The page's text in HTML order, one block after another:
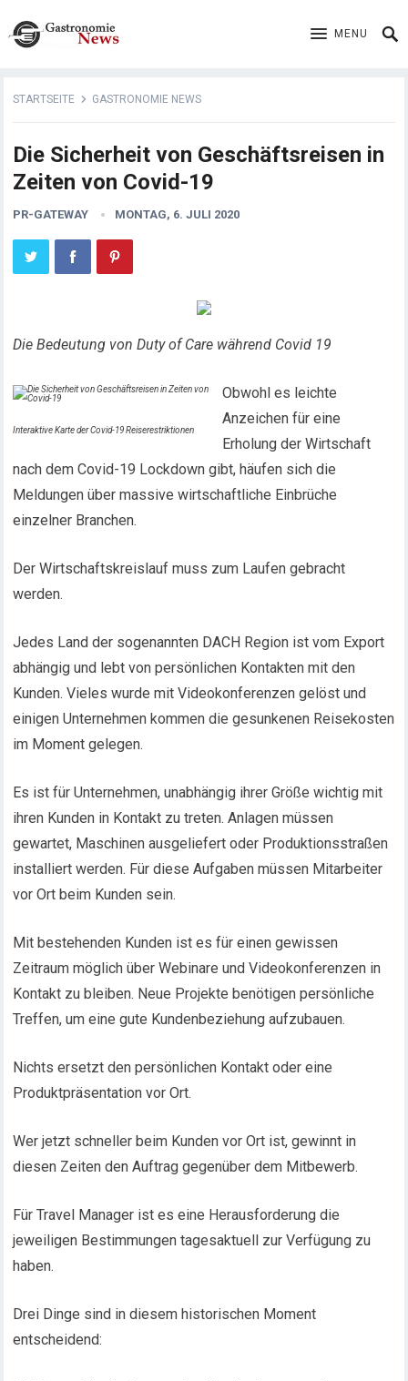
MENU
STARTSEITE GASTRONOMIE NEWS
Die Sicherheit von Geschäftsreisen in
Zeiten von Covid-19
PR-GATEWAY MONTAG, 6. JULI 2020
Die Bedeutung von Duty of Care während Covid 19
Interaktive Karte der Covid-19 Reiserestriktionen
Obwohl es leichte
Anzeichen für eine
Erholung der Wirtschaft
nach dem Covid-19 Lockdown gibt, häufen sich die
Meldungen über massive wirtschaftliche Einbrüche
einzelner Branchen.
Der Wirtschaftskreislauf muss zum Laufen gebracht
werden.
Jedes Land der sogenannten DACH Region ist vom Export
abhängig und lebt von persönlichen Kontakten mit den
Kunden. Vieles wurde mit Videokonferenzen gelöst und
einigen Unternehmen kommen die gesunkenen Reisekosten
im Moment gelegen.
Es ist für Unternehmen, unabhängig ihrer Größe wichtig mit
ihren Kunden in Kontakt zu treten. Anlagen müssen
gewartet, Maschinen ausgeliefert oder Produktionsstraßen
installiert werden. Für diese Aufgaben müssen Mitarbeiter
vor Ort beim Kunden sein.
Mit bestehenden Kunden ist es für einen gewissen
Zeitraum möglich über Webinare und Videokonferenzen in
Kontakt zu bleiben. Neue Projekte benötigen persönliche
Treffen, um eine gute Kundenbeziehung aufzubauen.
Nichts ersetzt den persönlichen Kontakt oder eine
Produktpräsentation vor Ort.
Wer jetzt schneller beim Kunden vor Ort ist, gewinnt in
diesen Zeiten den Auftrag gegenüber dem Mitbewerb.
Für Travel Manager ist es eine Herausforderung die
jeweiligen Bestimmungen tagesaktuell zur Verfügung zu
haben.
Drei Dinge sind in diesem historischen Moment
entscheidend: